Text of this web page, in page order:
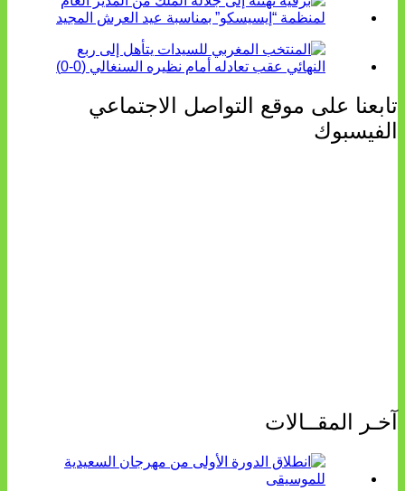
تابعنا على موقع التواصل الاجتماعي
الفيسبوك
آخـر المقــالات